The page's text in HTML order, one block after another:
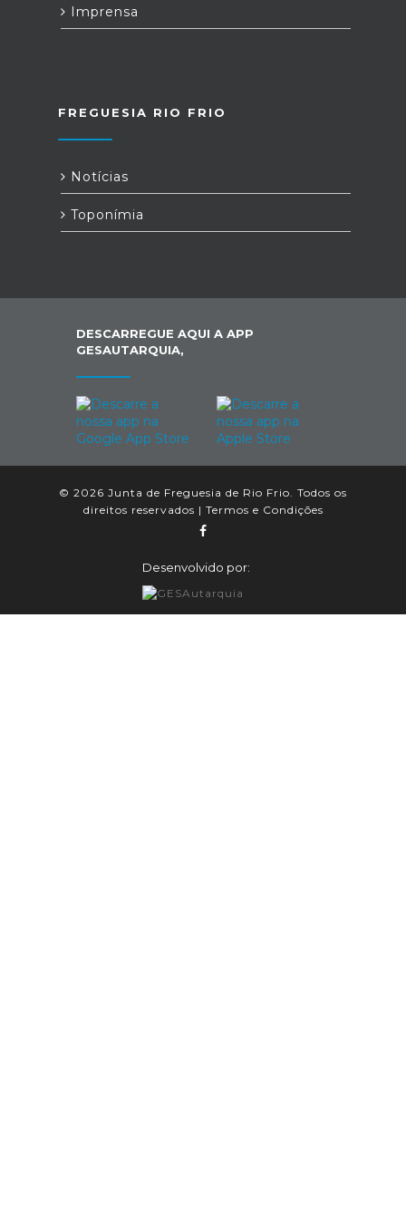
Imprensa
FREGUESIA RIO FRIO
Notícias
Toponímia
DESCARREGUE AQUI A APP
GESAUTARQUIA,
© 2026 Junta de Freguesia de Rio Frio. Todos os
direitos reservados | Termos e Condições
Desenvolvido por: